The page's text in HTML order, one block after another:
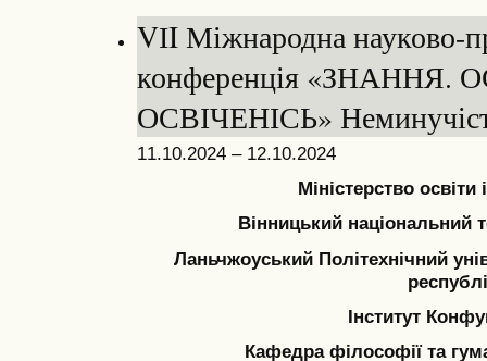
VІI Міжнародна науково-
конференція «ЗНАННЯ.
ОСВІЧЕНІСЬ»
11.10.2024 – 12.10.2024
Міністерство освіти
Вінницький національний
Ланьчжоуський Політехнічний
Інститут
Кафедра філософії та